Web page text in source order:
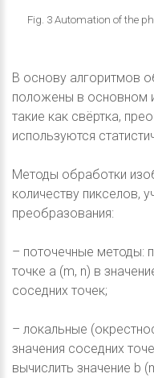
Fig. 3 Automation of the
В основу алгоритмов
положены в основном
такие как свёртка,
используются
Методы обработки
количеству пикселов,
преобразования:
– поточечные методы:
точке a (m, n) в
соседних точек;
– локальные
значения соседних
вычислить значение b